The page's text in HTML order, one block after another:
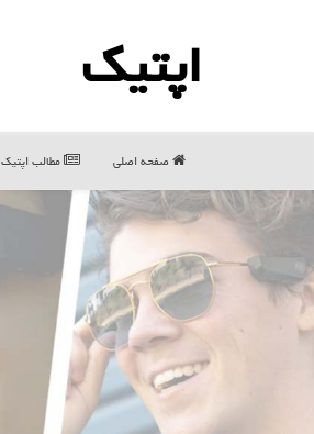
اپتیك
صفحه اصلی مطالب اپتیك